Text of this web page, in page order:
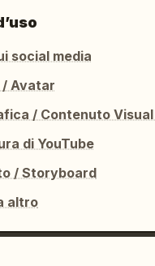
social media
/ Avatar
/ Contenuto
di YouTube
/ Storyboard
altro